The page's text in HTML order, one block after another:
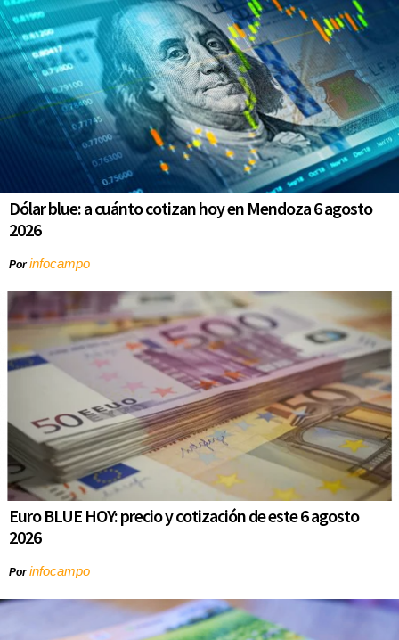
Dólar blue: a cuánto cotizan hoy en Mendoza 6 agosto
2026
Porinfocampo
Euro BLUE HOY: precio y cotización de este 6 agosto
2026
Porinfocampo